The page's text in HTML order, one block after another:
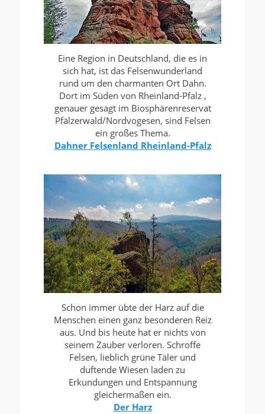
Eine Region in Deutschland, die es in
sich hat, ist das Felsenwunderland
rund um den charmanten Ort Dahn.
Dort im Süden von Rheinland-Pfalz ,
genauer gesagt im Biosphärenreservat
Pfälzerwald/Nordvogesen, sind Felsen
ein großes Thema.
Dahner Felsenland Rheinland-Pfalz
Schon immer übte der Harz auf die
Menschen einen ganz besonderen Reiz
aus. Und bis heute hat er nichts von
seinem Zauber verloren. Schroffe
Felsen, lieblich grüne Täler und
duftende Wiesen laden zu
Erkundungen und Entspannung
gleichermaßen ein.
Der Harz